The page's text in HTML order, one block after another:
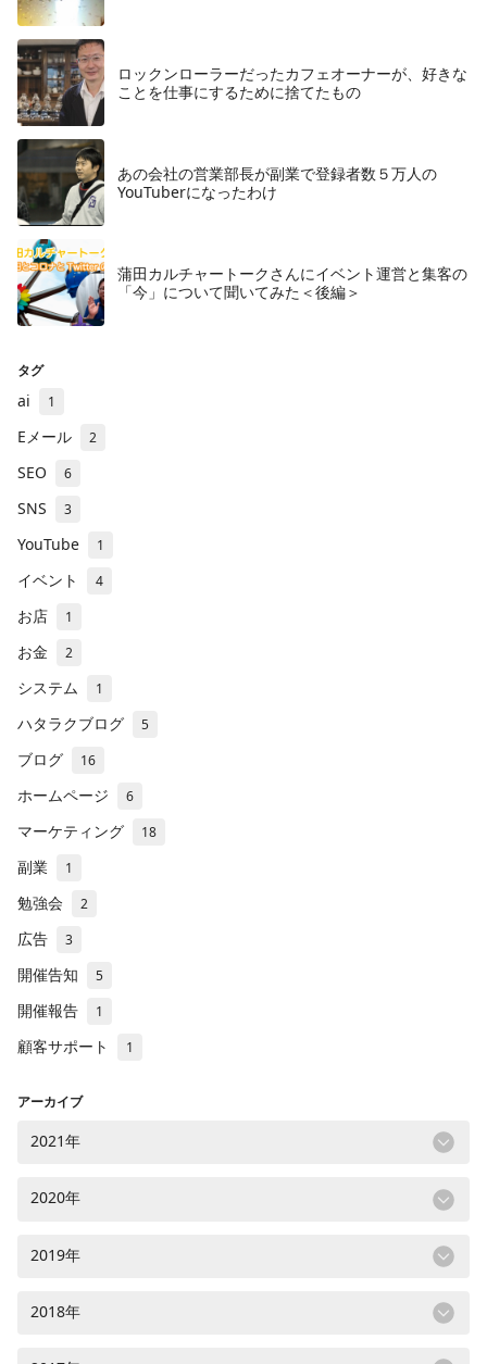
ロックンローラーだったカフェオーナーが、好きな
ことを仕事にするために捨てたもの
あの会社の営業部長が副業で登録者数５万人の
YouTuberになったわけ
蒲田カルチャートークさんにイベント運営と集客の
「今」について聞いてみた＜後編＞
タグ
ai 1
Eメール 2
SEO 6
SNS 3
YouTube 1
イベント 4
お店 1
お金 2
システム 1
ハタラクブログ 5
ブログ 16
ホームページ 6
マーケティング 18
副業 1
勉強会 2
広告 3
開催告知 5
開催報告 1
顧客サポート 1
アーカイブ
2021年
2020年
2019年
2018年